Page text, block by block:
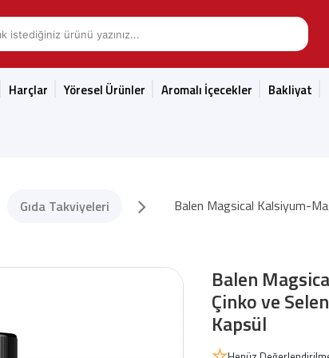
Harçlar Yöresel Ürünler Aromalı İçecekler Bakliyat
Gıda Takviyeleri Balen Magsical Kalsiyum-
Balen
Çinko ve
Kapsül